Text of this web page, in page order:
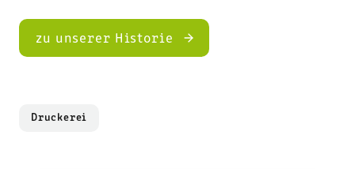
zu unserer Historie
Druckerei